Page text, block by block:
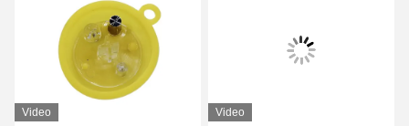
Video Video